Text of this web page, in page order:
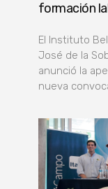
formación
El Instituto
José de la
anunció la
nueva